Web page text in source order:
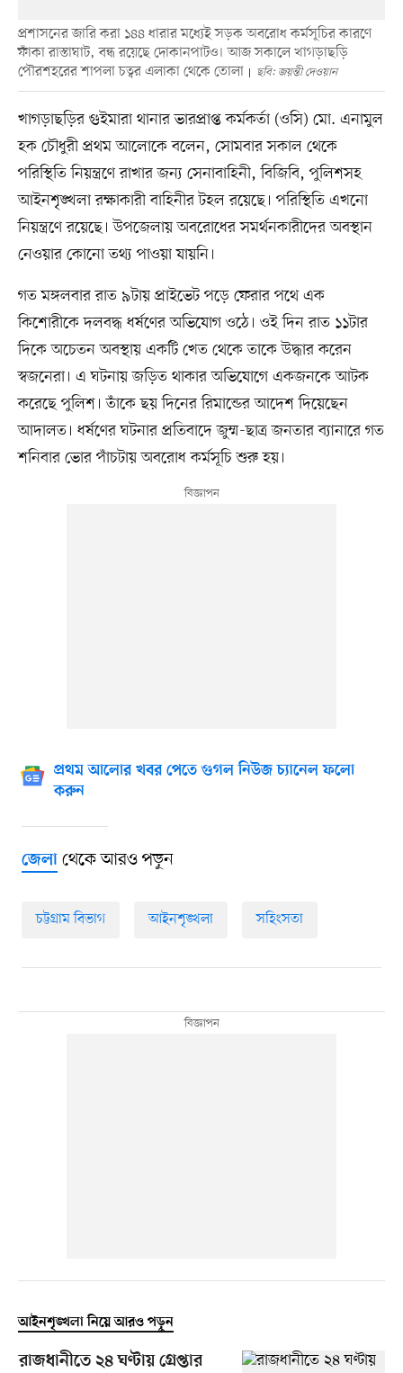
প্রশাসনের জারি করা ১৪৪ ধারার মধ্যেই সড়ক অবরোধ কর্মসূচির কারণে
ফাঁকা রাস্তাঘাট, বন্ধ রয়েছে দোকানপাটও। আজ সকালে খাগড়াছড়ি
পৌরশহরের শাপলা চত্বর এলাকা থেকে তোলা
ছবি: জয়ন্তী দেওয়ান
খাগড়াছড়ির গুইমারা থানার ভারপ্রাপ্ত কর্মকর্তা (ওসি) মো. এনামুল
হক চৌধুরী প্রথম আলোকে বলেন, সোমবার সকাল থেকে
পরিস্থিতি নিয়ন্ত্রণে রাখার জন্য সেনাবাহিনী, বিজিবি, পুলিশসহ
আইনশৃঙ্খলা রক্ষাকারী বাহিনীর টহল রয়েছে। পরিস্থিতি এখনো
নিয়ন্ত্রণে রয়েছে। উপজেলায় অবরোধের সমর্থনকারীদের অবস্থান
নেওয়ার কোনো তথ্য পাওয়া যায়নি।
গত মঙ্গলবার রাত ৯টায় প্রাইভেট পড়ে ফেরার পথে এক
কিশোরীকে দলবদ্ধ ধর্ষণের অভিযোগ ওঠে। ওই দিন রাত ১১টার
দিকে অচেতন অবস্থায় একটি খেত থেকে তাকে উদ্ধার করেন
স্বজনেরা। এ ঘটনায় জড়িত থাকার অভিযোগে একজনকে আটক
করেছে পুলিশ। তাঁকে ছয় দিনের রিমান্ডের আদেশ দিয়েছেন
আদালত। ধর্ষণের ঘটনার প্রতিবাদে জুম্ম-ছাত্র জনতার ব্যানারে গত
শনিবার ভোর পাঁচটায় অবরোধ কর্মসূচি শুরু হয়।
প্রথম আলোর খবর পেতে গুগল নিউজ চ্যানেল ফলো
করুন
জেলাথেকে আরও পড়ুন
চট্টগ্রাম বিভাগ আইনশৃঙ্খলা সহিংসতা
আইনশৃঙ্খলা নিয়ে আরও পড়ুন
রাজধানীতে ২৪ ঘণ্টায় গ্রেপ্তার